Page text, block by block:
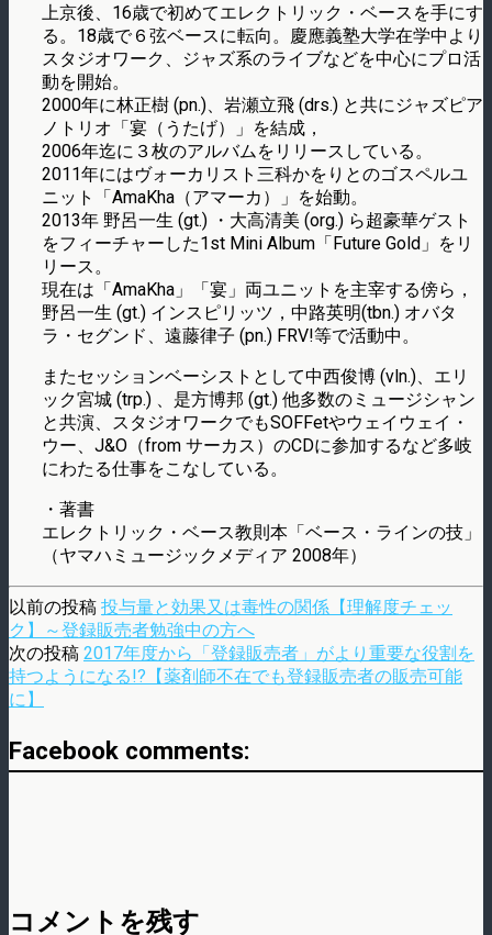
上京後、16歳で初めてエレクトリック・ベースを手にす
る。18歳で６弦ベースに転向。慶應義塾大学在学中より
スタジオワーク、ジャズ系のライブなどを中心にプロ活
動を開始。
2000年に林正樹 (pn.)、岩瀬立飛 (drs.) と共にジャズピア
ノトリオ「宴（うたげ）」を結成，
2006年迄に３枚のアルバムをリリースしている。
2011年にはヴォーカリスト三科かをりとのゴスペルユ
ニット「AmaKha（アマーカ）」を始動。
2013年 野呂一生 (gt.) ・大高清美 (org.) ら超豪華ゲスト
をフィーチャーした1st Mini Album「Future Gold」をリ
リース。
現在は「AmaKha」「宴」両ユニットを主宰する傍ら，
野呂一生 (gt.) インスピリッツ，中路英明(tbn.) オバタ
ラ・セグンド、遠藤律子 (pn.) FRV!等で活動中。
またセッションベーシストとして中西俊博 (vln.)、エリ
ック宮城 (trp.) 、是方博邦 (gt.) 他多数のミュージシャン
と共演、スタジオワークでもSOFFetやウェイウェイ・
ウー、J&O（from サーカス）のCDに参加するなど多岐
にわたる仕事をこなしている。
・著書
エレクトリック・ベース教則本「ベース・ラインの技」
（ヤマハミュージックメディア 2008年）
以前の投稿 投与量と効果又は毒性の関係【理解度チェッ
ク】～登録販売者勉強中の方へ
次の投稿 2017年度から「登録販売者」がより重要な役割を
持つようになる!?【薬剤師不在でも登録販売者の販売可能
に】
Facebook comments:
コメントを残す